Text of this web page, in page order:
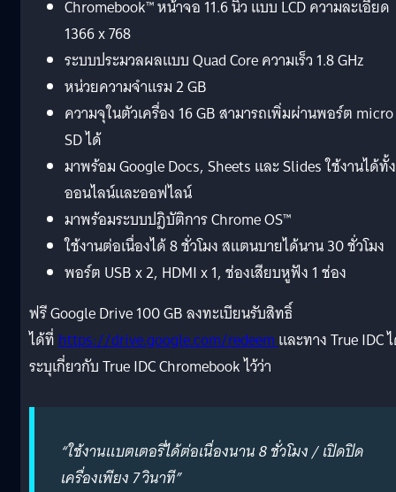
Chromebook™ หน้าจอ 11.6 นิ้ว แบบ LCD ความละเอียด
1366 x 768
ระบบประมวลผลแบบ Quad Core ความเร็ว 1.8 GHz
หน่วยความจำแรม 2 GB
ความจุในตัวเครื่อง 16 GB สามารถเพิ่มผ่านพอร์ต micro
SD ได้
มาพร้อม Google Docs, Sheets และ Slides ใช้งานได้ทั้ง
ออนไลน์และออฟไลน์
มาพร้อมระบบปฎิบัติการ Chrome OS™
ใช้งานต่อเนื่องได้ 8 ชั่วโมง สแตนบายได้นาน 30 ชั่วโมง
พอร์ต USB x 2, HDMI x 1, ช่องเสียบหูฟัง 1 ช่อง
ฟรี Google Drive 100 GB ลงทะเบียนรับสิทธิ์
ได้ที่https://drive.google.com/redeemและทาง True IDC
ระบุเกี่ยวกับ True IDC Chromebook ไว้ว่า
“ใช้งานแบตเตอรี่ได้ต่อเนื่องนาน 8 ชั่วโมง / เปิดปิด
เครื่องเพียง 7 วินาที”